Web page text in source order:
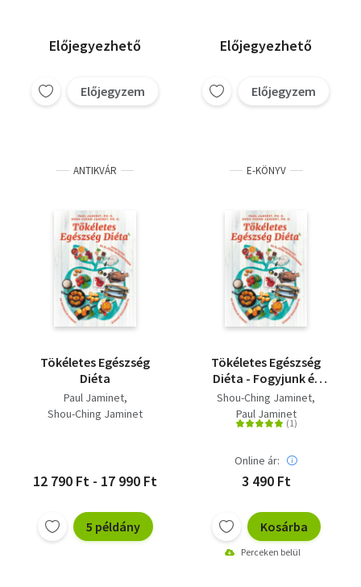
Előjegyezhető
Előjegyzem
Előjegyezhető
Előjegyzem
ANTIKVÁR
Tökéletes Egészség
Diéta
Paul Jaminet
Shou-Ching Jaminet
12 790 Ft - 17 990 Ft
5 példány
E-KÖNYV
Tökéletes Egészség
Diéta - Fogyjunk és
éljünk egészségesen az
optimális emberi
étrend segítségével
Shou-Ching Jaminet
Paul Jaminet
Online ár:
3 490 Ft
Kosárba
Perceken belül